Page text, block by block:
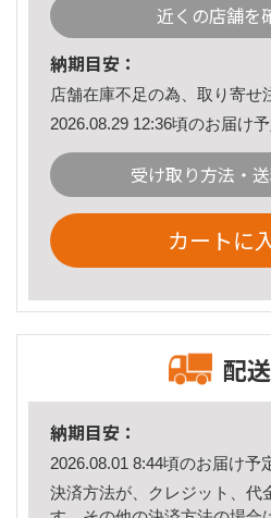
近くの店舗を
納期目安：
店舗在庫不足の為、取り寄せ
2026.08.29 12:36頃のお届け予
受け取り方法・
カートに
配
納期目安：
2026.08.01 8:44頃のお届け予
決済方法が、クレジット、代